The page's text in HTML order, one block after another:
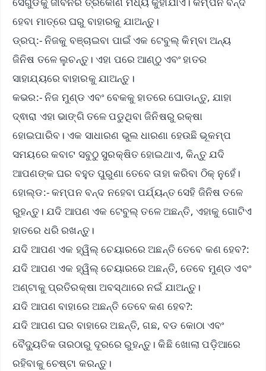
ହେବା ମାତ୍ରେ ଘରୁ ବାହାରକୁ ଯାଅନ୍ତୁ।
ଡ୍ରପ୍:- ନିଜକୁ ବଞ୍ଚାଇବା ପାଇଁ ଏକ ଟେବୁଲ୍ କିମ୍ବା ଅନ୍ୟ
ଜିନିଷ ତଳେ ଲୁଚନ୍ତୁ। ଏହା ପରେ ଆଣ୍ଠୁ ଏବଂ ହାତର
ସାହାଯ୍ୟରେ ବାହାରକୁ ଯାଅନ୍ତୁ।
କଭର:- ନିଜ ମୁଣ୍ଡ ଏବଂ ବେକକୁ ହାତରେ ଘୋଡାନ୍ତୁ, ଯାହା
ଦ୍ଵାରା ଏହା ଭାଙ୍ଗି ତଳେ ପଡୁଥିବା ଜିନିଷରୁ ରକ୍ଷା
ହୋଇପାରିବ। ଏକ ସାଧାରଣ ଭୁଲ ଧାରଣା ହେଉଛି ଭୂକମ୍ପ
ସମୟରେ କବାଟ ସବୁଠୁ ସୁରକ୍ଷିତ ହୋଇଥାଏ, କିନ୍ତୁ ଯଦି
ଆପଣଙ୍କ ଘର ବହୁତ ପୁରୁଣା ତେବେ ତାହା କରିବା ଠିକ୍ ନୁହେଁ।
ହୋଲ୍ଡ:- କମ୍ପନ ବନ୍ଦ ନହେବା ପର୍ଯ୍ୟନ୍ତ ସେହି ଜିନିଷ ତଳେ
ରୁହନ୍ତୁ। ଯଦି ଆପଣ ଏକ ଟେବୁଲ୍ ତଳେ ଅଛନ୍ତି, ଏହାକୁ ଗୋଟିଏ
ହାତରେ ଧରି ରଖନ୍ତୁ।
ଯଦି ଆପଣ ଏକ ହ୍ୱିଲ୍ ଚେୟାରରେ ଅଛନ୍ତି ତେବେ କଣ ହେବ?:
ଯଦି ଆପଣ ଏକ ହ୍ୱିଲ୍ ଚେୟାରରେ ଅଛନ୍ତି, ତେବେ ମୁଣ୍ଡ ଏବଂ
ଅଣ୍ଟାକୁ ପ୍ରତିରକ୍ଷା ଅବସ୍ଥାରେ ନଇଁ ଯାଅନ୍ତୁ।
ଯଦି ଆପଣ ବାହାରେ ଅଛନ୍ତି ତେବେ କଣ ହେବ?:
ଯଦି ଆପଣ ଘର ବାହାରେ ଅଛନ୍ତି, ଗଛ, ବଡ କୋଠା ଏବଂ
ବୈଦ୍ୟୁତିକ ତାରଠାରୁ ଦୂରରେ ରୁହନ୍ତୁ। କିଛି ଖୋଲା ପଡ଼ିଆରେ
ରହିବାକୁ ଚେଷ୍ଟା କରନ୍ତୁ।